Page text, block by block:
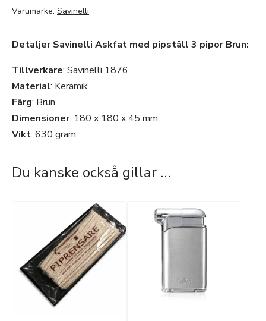
Varumärke: Savinelli
Detaljer Savinelli Askfat med pipställ 3 pipor Brun:
Tillverkare: Savinelli 1876
Material: Keramik
Färg: Brun
Dimensioner: 180 x 180 x 45 mm
Vikt: 630 gram
Du kanske också gillar …